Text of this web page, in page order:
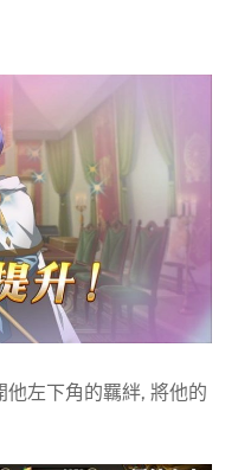
左下角的羈絆, 將他的